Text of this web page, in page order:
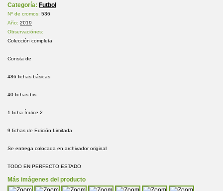
Categoría: Futbol
Nº de cromos: 536
Año: 2019
Observaciónes:
Colección completa
Consta de
486 fichas básicas
40 fichas bis
1 ficha Índice 2
9 fichas de Edición Limitada
Se entrega colocada en archivador original
TODO EN PERFECTO ESTADO
Más imágenes del producto